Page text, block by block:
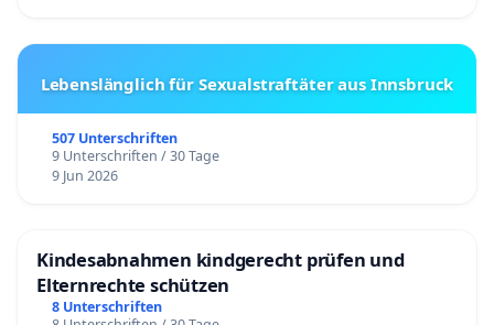
Lebenslänglich für Sexualstraftäter aus Innsbruck
507 Unterschriften
9 Unterschriften / 30 Tage
9 Jun 2026
Kindesabnahmen kindgerecht prüfen und
Elternrechte schützen
8 Unterschriften